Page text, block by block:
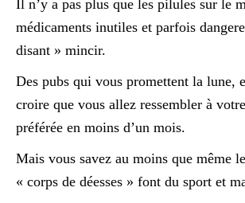
Il n’y a pas plus que les pilules sur le
médicaments inutiles et parfois
disant » mincir.
Des pubs qui vous promettent la lune,
croire que vous allez ressembler à
préférée en moins d’un mois.
Mais vous savez au moins que même
« corps de déesses » font du sport et